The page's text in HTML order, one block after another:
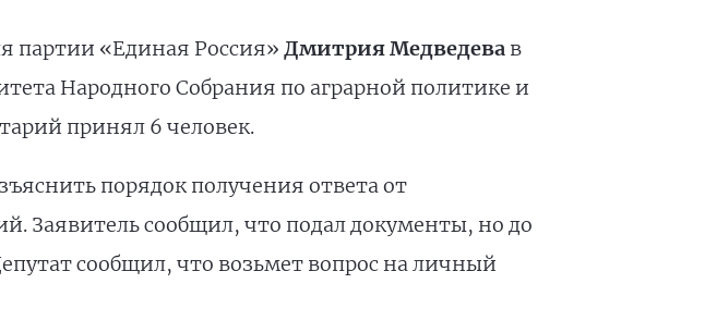
партии «Единая Россия» Дмитрия Медведевав
Народного Собрания по аграрной политике и
принял 6 человек.
порядок получения ответа от
Заявитель сообщил, что подал документы, но до
сообщил, что возьмет вопрос на личный